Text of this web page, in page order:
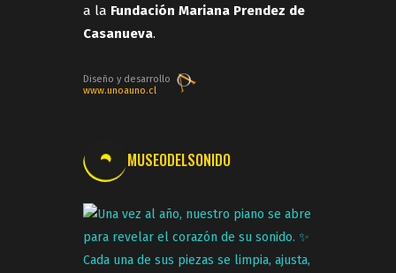
a la Fundación Mariana Prendez de
Casanueva.
Diseño y desarrollo
www.unoauno.cl
MUSEODELSONIDO